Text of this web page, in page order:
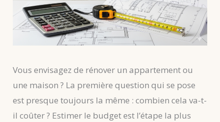
Vous envisagez de rénover un appartement ou
une maison ? La première question qui se pose
est presque toujours la même : combien cela va-t-
il coûter ? Estimer le budget est l’étape la plus